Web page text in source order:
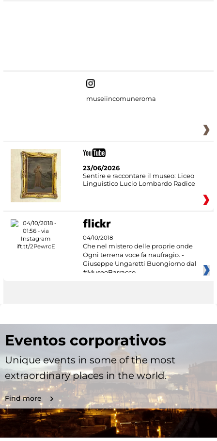
museiincomuneroma
23/06/2026
Sentire e raccontare il museo: Liceo
Linguistico Lucio Lombardo Radice
04/10/2018
Che nel mistero delle proprie onde
Ogni terrena voce fa naufragio. -
Giuseppe Ungaretti Buongiorno dal
#MuseoBarracco
Eventos corporativos
Unique events in some of the most
extraordinary places in the world.
Find more